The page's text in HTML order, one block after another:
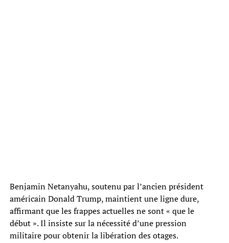
Benjamin Netanyahu, soutenu par l’ancien président
américain Donald Trump, maintient une ligne dure,
affirmant que les frappes actuelles ne sont « que le
début ». Il insiste sur la nécessité d’une pression
militaire pour obtenir la libération des otages.